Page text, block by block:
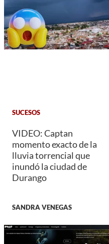
SUCESOS
VIDEO: Captan
momento exacto de la
lluvia torrencial que
inundó la ciudad de
Durango
SANDRA VENEGAS